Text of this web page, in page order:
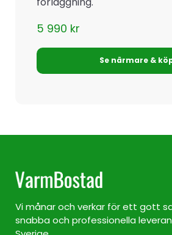
5 990 kr
Se närmare &
Vi månar och verkar för ett gott
snabba och professionella